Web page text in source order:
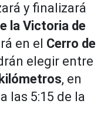
y finalizará
la Victoria de
en el Cerro de
elegir entre
, en
las 5:15 de la